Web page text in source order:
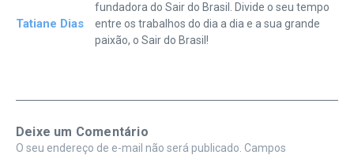
Tatiane Dias
fundadora do Sair do Brasil. Divide o seu tempo
entre os trabalhos do dia a dia e a sua grande
paixão, o Sair do Brasil!
Deixe um Comentário
O seu endereço de e-mail não será publicado. Campos